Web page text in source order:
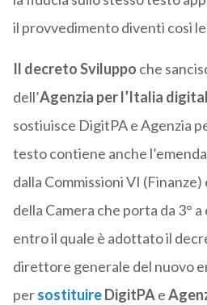
il provvedimento diventì così
Il decreto Sviluppo che
dell’Agenzia per l’Italia
sostiuisce DigitPA e Agenzia
testo contiene anche
dalla Commissioni VI
della Camera che porta da 3°
entro il quale è adottato il
direttore generale del nuovo
persostituireDigitPAe